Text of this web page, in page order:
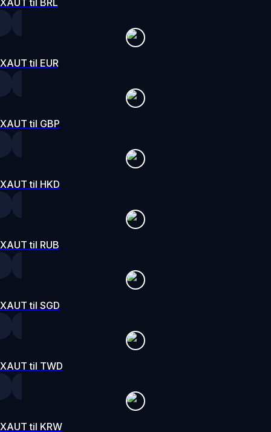
XAUT til EUR
XAUT til GBP
XAUT til HKD
XAUT til RUB
XAUT til SGD
XAUT til TWD
XAUT til KRW